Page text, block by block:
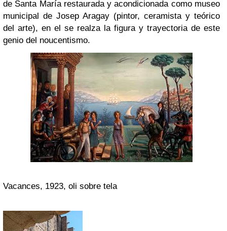
de Santa Maríarestaurada y acondicionada como museo
municipal de Josep Aragay (pintor, ceramista y teórico
del arte), en el se realza la figura y trayectoria de este
genio del noucentismo.
Vacances, 1923, oli sobre tela